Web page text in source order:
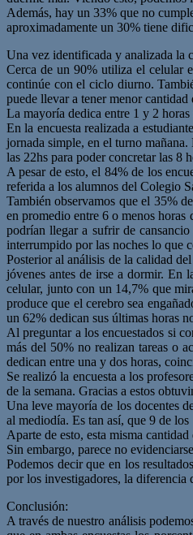
Además, hay un 33% que no
aproximadamente un 30% tiene
Una vez identificada y analizada la
Cerca de un 90% utiliza el celular
continúe con el ciclo diurno.
puede llevar a tener menor cantidad
La mayoría dedica entre 1 y 2
En la encuesta realizada a
jornada simple, en el turno
las 22hs para poder concretar las 8
A pesar de esto, el 84% de los
referida a los alumnos del Colegio
También observamos que el 35%
en promedio entre 6 o menos horas
podrían llegar a sufrir de
interrumpido por las noches lo que
Posterior al análisis de la calidad
jóvenes antes de irse a dormir. En
celular, junto con un 14,7% que
produce que el cerebro sea
un 62% dedican sus últimas horas
Al preguntar a los encuestados si
más del 50% no realizan tareas o
dedican entre una y dos horas,
Se realizó la encuesta a los
de la semana. Gracias a estos
Una leve mayoría de los docentes
al mediodía. Es tan así, que 9 de
Aparte de esto, esta misma
Sin embargo, parece no
Podemos decir que en los
por los investigadores, la diferencia
Conclusión:
A través de nuestro análisis